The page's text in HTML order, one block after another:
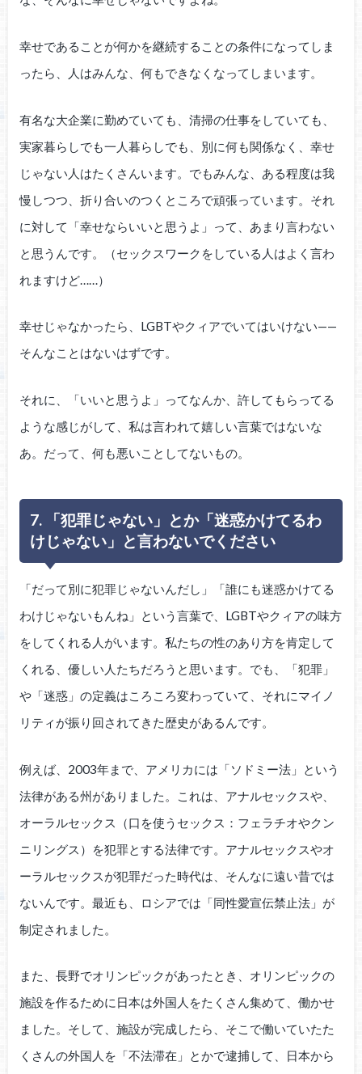
幸せであることが何かを継続することの条件になってしま
ったら、人はみんな、何もできなくなってしまいます。
有名な大企業に勤めていても、清掃の仕事をしていても、
実家暮らしでも一人暮らしでも、別に何も関係なく、幸せ
じゃない人はたくさんいます。でもみんな、ある程度は我
慢しつつ、折り合いのつくところで頑張っています。それ
に対して「幸せならいいと思うよ」って、あまり言わない
と思うんです。（セックスワークをしている人はよく言わ
れますけど……）
幸せじゃなかったら、LGBTやクィアでいてはいけない——
そんなことはないはずです。
それに、「いいと思うよ」ってなんか、許してもらってる
ような感じがして、私は言われて嬉しい言葉ではないな
あ。だって、何も悪いことしてないもの。
7. 「犯罪じゃない」とか「迷惑かけてるわ
けじゃない」と言わないでください
「だって別に犯罪じゃないんだし」「誰にも迷惑かけてる
わけじゃないもんね」という言葉で、LGBTやクィアの味方
をしてくれる人がいます。私たちの性のあり方を肯定して
くれる、優しい人たちだろうと思います。でも、「犯罪」
や「迷惑」の定義はころころ変わっていて、それにマイノ
リティが振り回されてきた歴史があるんです。
例えば、2003年まで、アメリカには「ソドミー法」という
法律がある州がありました。これは、アナルセックスや、
オーラルセックス（口を使うセックス：フェラチオやクン
ニリングス）を犯罪とする法律です。アナルセックスやオ
ーラルセックスが犯罪だった時代は、そんなに遠い昔では
ないんです。最近も、ロシアでは「同性愛宣伝禁止法」が
制定されました。
また、長野でオリンピックがあったとき、オリンピックの
施設を作るために日本は外国人をたくさん集めて、働かせ
ました。そして、施設が完成したら、そこで働いていたた
くさんの外国人を「不法滞在」とかで逮捕して、日本から